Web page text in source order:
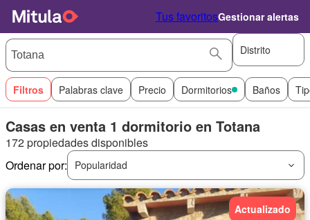
Tus favoritosGestionar alertas
Distrito
Filtros Palabras clave Precio Dormitorios Baños
Casas en venta 1 dormitorio en Totana
172 propiedades disponibles
Ordenar por:
Popularidad
Actualizado